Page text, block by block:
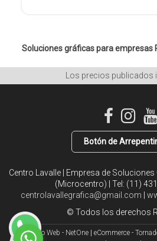
Soluciones gráficas para empresas
Los precios publicados
Botón de
Centro Lavalle | Empresa de
(Microcentro) | Tel: (11)
centrolavallegrafica@gmail.com
© Todos los derechos
Diseño Web - NetOne eCommerce -